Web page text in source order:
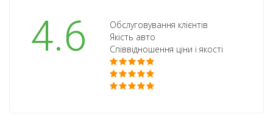
4.6
Обслуговування клієнтів
Якість авто
Співвідношення ціни і якості